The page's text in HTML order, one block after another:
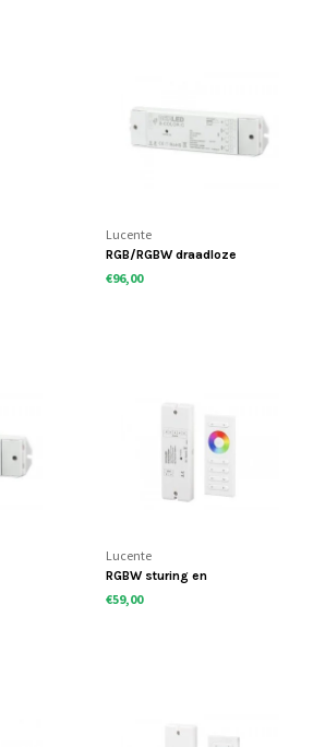
Lucente
RGB/RGBW draadloze
controller IP65
€96,00
Lucente
RGBW sturing en
afstandsbediening
€59,00